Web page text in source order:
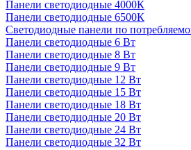
Панели светодиодные 4000К
Панели светодиодные 6500К
Светодиодные панели по
Панели светодиодные 6 Вт
Панели светодиодные 8 Вт
Панели светодиодные 9 Вт
Панели светодиодные 12 Вт
Панели светодиодные 15 Вт
Панели светодиодные 18 Вт
Панели светодиодные 20 Вт
Панели светодиодные 24 Вт
Панели светодиодные 32 Вт